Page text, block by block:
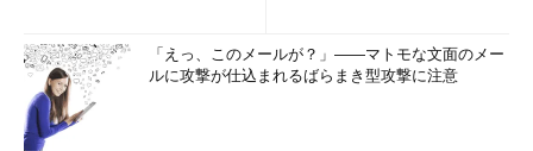
「えっ、このメールが？」――マトモな文面のメー
ルに攻撃が仕込まれるばらまき型攻撃に注意